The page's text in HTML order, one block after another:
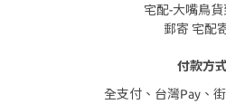
宅配-大嘴鳥
郵寄 宅配
付款方式
全支付、台灣Pay、